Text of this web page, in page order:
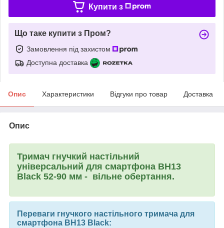
Купити з
Що таке купити з Пром?
Замовлення під захистом
Доступна доставка
Опис Характеристики Відгуки про товар Доставка
Опис
Тримач гнучкий настільний
універсальний для смартфона BH13
Black 52-90 мм - вільне обертання.
Переваги гнучкого настільного тримача для
смартфона BH13 Black: